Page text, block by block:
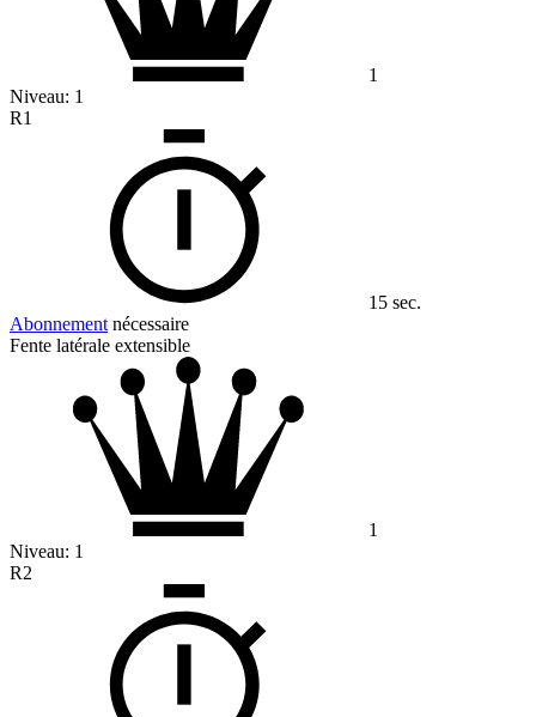
1
Niveau: 1
R1
15 sec.
Abonnement nécessaire
Fente latérale extensible
1
Niveau: 1
R2